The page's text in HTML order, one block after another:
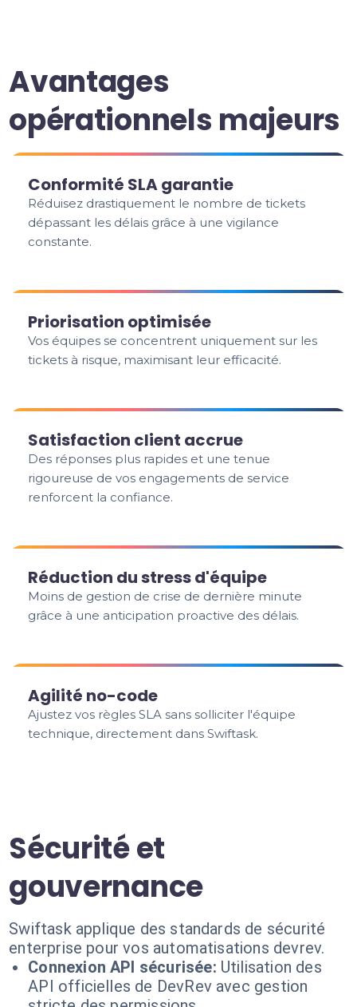
Avantages
opérationnels majeurs
Conformité SLA garantie
Réduisez drastiquement le nombre de tickets
dépassant les délais grâce à une vigilance
constante.
Priorisation optimisée
Vos équipes se concentrent uniquement sur les
tickets à risque, maximisant leur efficacité.
Satisfaction client accrue
Des réponses plus rapides et une tenue
rigoureuse de vos engagements de service
renforcent la confiance.
Réduction du stress d'équipe
Moins de gestion de crise de dernière minute
grâce à une anticipation proactive des délais.
Agilité no-code
Ajustez vos règles SLA sans solliciter l'équipe
technique, directement dans Swiftask.
Sécurité et
gouvernance
Swiftask applique des standards de sécurité
enterprise pour vos automatisations devrev.
Connexion API sécurisée: Utilisation des
API officielles de DevRev avec gestion